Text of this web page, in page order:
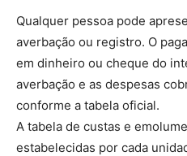
Qualquer pessoa pode
averbação ou registro. O
em dinheiro ou cheque do
averbação e as despesas
conforme a tabela oficial.
A tabela de custas e
estabelecidas por cada